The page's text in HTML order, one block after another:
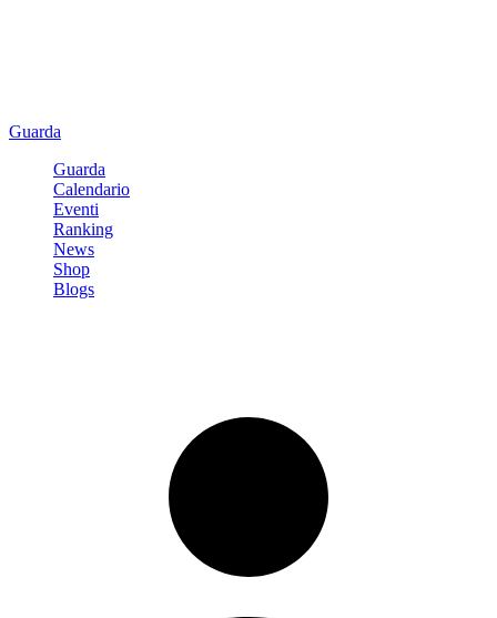
Guarda
Guarda
Calendario
Eventi
Ranking
News
Shop
Blogs